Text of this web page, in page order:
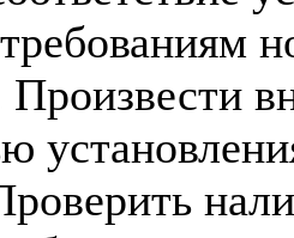
Произвести